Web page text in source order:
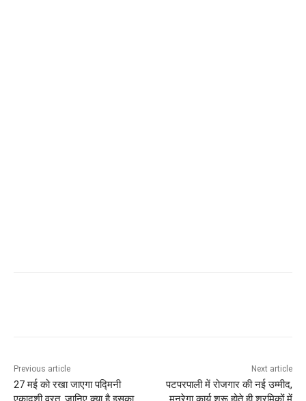
Previous article
27 मई को रखा जाएगा पद्मिनी
Next article
पटपरपाली में रोजगार की नई उम्मीद,